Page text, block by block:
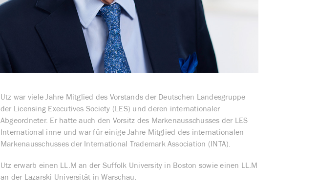
Utz war viele Jahre Mitglied des Vorstands der Deutschen Landesgruppe
der Licensing Executives Society (LES) und deren internationaler
Abgeordneter. Er hatte auch den Vorsitz des Markenausschusses der LES
International inne und war für einige Jahre Mitglied des internationalen
Markenausschusses der International Trademark Association (INTA).
Utz erwarb einen LL.M an der Suffolk University in Boston sowie einen LL.M
an der Lazarski Universität in Warschau.